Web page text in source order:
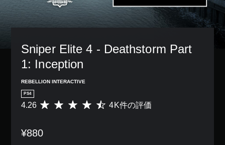
Sniper Elite 4 - Deathstorm Part
1: Inception
REBELLION INTERACTIVE
PS4
評
は
4.26 4K件の評価
¥880